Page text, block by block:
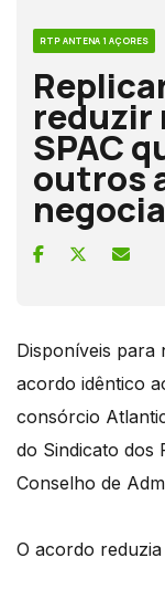
RTP ANTENA 1 AÇORES
reduzir
SPAC
outros
Disponíveis para
acordo idêntico
consórcio
do Sindicato dos
Conselho de
O acordo